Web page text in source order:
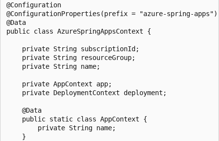
@Configuration
@ConfigurationProperties(prefix = "azure-spring-apps")
@Data
public class AzureSpringAppsContext {
    private String subscriptionId;
    private String resourceGroup;
    private String name;
    private AppContext app;
    private DeploymentContext deployment;
    @Data
    public static class AppContext {
        private String name;
    }